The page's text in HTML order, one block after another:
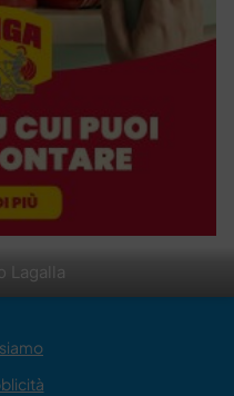
Lagalla